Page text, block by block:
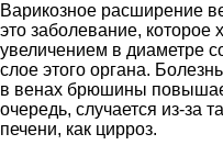
Варикозное расширение
это заболевание, которое
увеличением в диаметре
слое этого органа.
в венах брюшины
очередь, случается из-за
печени, как цирроз.